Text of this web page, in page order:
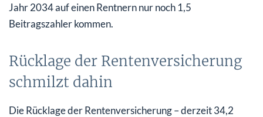
Jahr 2034 auf einen Rentnern nur noch 1,5
Beitragszahler kommen.
Rücklage der Rentenversicherung
schmilzt dahin
Die Rücklage der Rentenversicherung – derzeit 34,2